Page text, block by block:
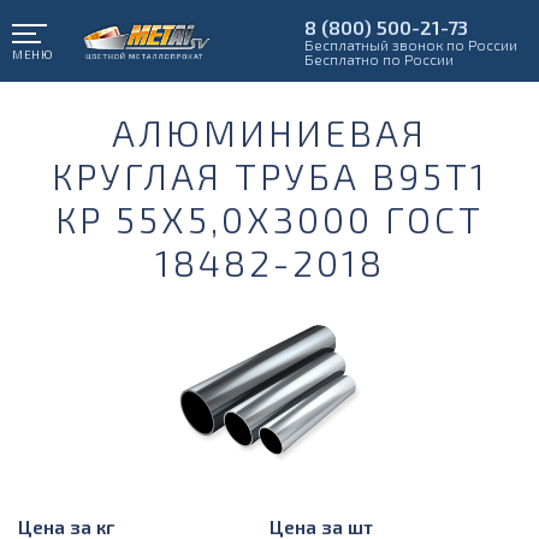
МЕНЮ
8 (800) 500-21-73
Бесплатный звонок по России
Бесплатно по России
АЛЮМИНИЕВАЯ
КРУГЛАЯ ТРУБА В95Т1
КР 55Х5,0Х3000 ГОСТ
18482-2018
Цена за кг Цена за шт